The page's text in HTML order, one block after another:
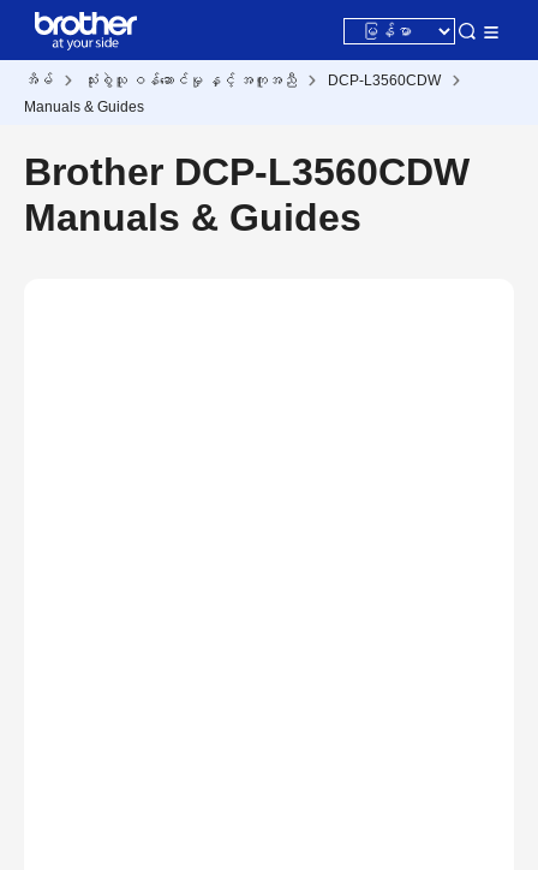
အိမ် သုံးစွဲသူ ဝန်ဆောင်မှု နှင့် အကူအညီ
DCP-L3560CDW
Manuals & Guides
Brother DCP-L3560CDW
Manuals & Guides